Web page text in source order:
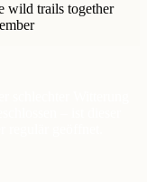
wild trails together